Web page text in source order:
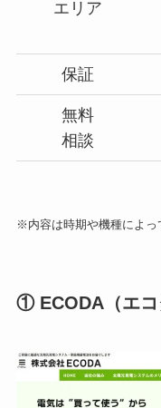
エリア
保証
無料
相談
※内容は時期や機種によっ
① ECODA（エコ